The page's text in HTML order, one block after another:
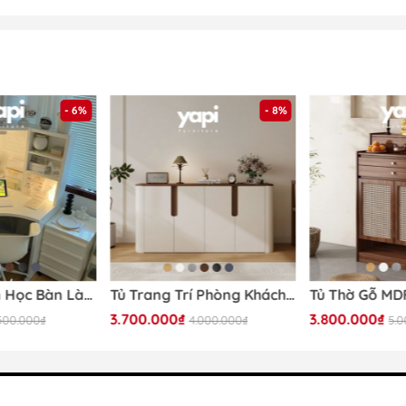
tham khảo kĩ thông tin về sản phẩm trước khi đặt và nhận
Mã sản phẩm:
- 6%
Bàn Góc, Bàn Học Bàn Làm Việc Đa Năng 100x100x142cm Có Kệ Để Đồ Siêu Tiện Dụng Yapi-418
- 8%
Tủ Trang Trí Phòng Khách Góc Bo Tròn Phong Cách Hiện Đại Tối Giản 198x40x90cm Yapi-121
3.700.000₫ 4.000.000₫
3.800.000₫